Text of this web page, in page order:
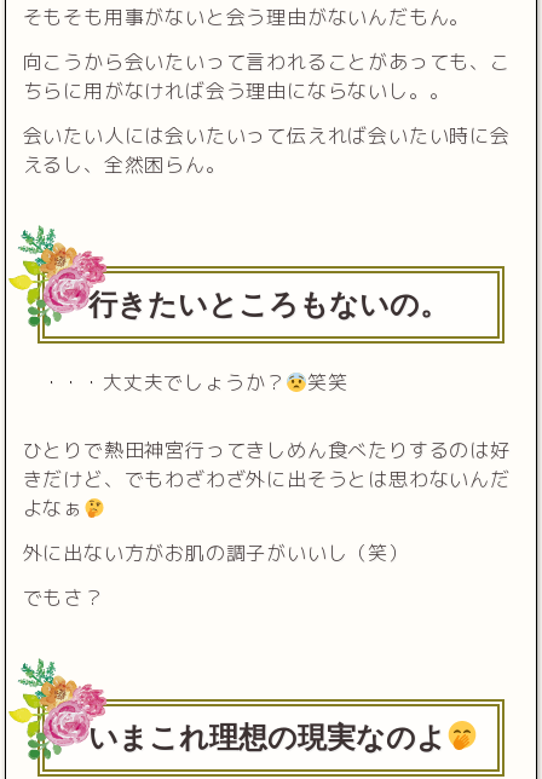
そもそも用事がないと会う理由がないんだもん。
向こうから会いたいって言われることがあっても、こ
ちらに用がなければ会う理由にならないし。。
会いたい人には会いたいって伝えれば会いたい時に会
えるし、全然困らん。
行きたいところもないの。
・・・大丈夫でしょうか？ 笑笑
ひとりで熱田神宮行ってきしめん食べたりするのは好
きだけど、でもわざわざ外に出そうとは思わないんだ
よなぁ
外に出ない方がお肌の調子がいいし（笑）
でもさ？
いまこれ理想の現実なのよ